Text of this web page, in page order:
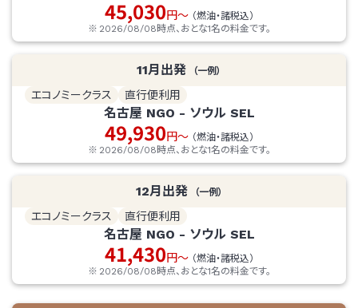
45,030円～ （燃油・諸税込）
2026/08/08時点、おとな1名の料金です。
名古屋 NGO - ソウル SEL
エコノミークラス 直行便利用
49,930円～ （燃油・諸税込）
11月出発 （一例）
2026/08/08時点、おとな1名の料金です。
名古屋 NGO - ソウル SEL
エコノミークラス 直行便利用
41,430円～ （燃油・諸税込）
12月出発 （一例）
2026/08/08時点、おとな1名の料金です。